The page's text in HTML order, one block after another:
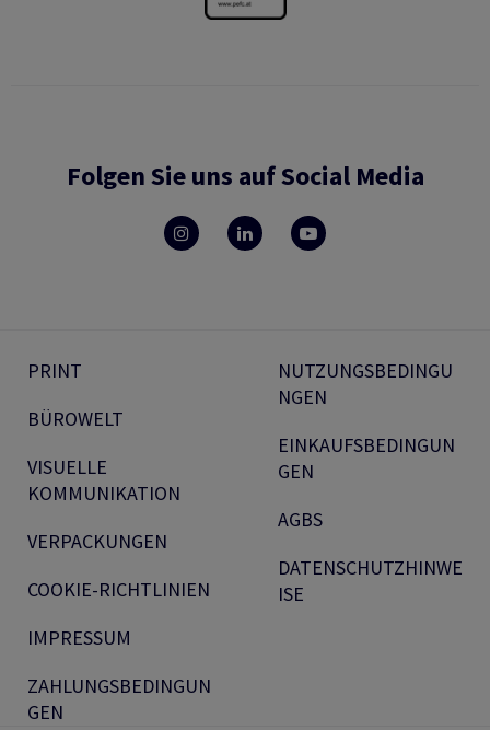
Folgen Sie uns auf Social Media
PRINT
BÜROWELT
VISUELLE
KOMMUNIKATION
VERPACKUNGEN
COOKIE-RICHTLINIEN
IMPRESSUM
ZAHLUNGSBEDINGUN
GEN
NUTZUNGSBEDINGU
NGEN
EINKAUFSBEDINGUN
GEN
AGBS
DATENSCHUTZHINWE
ISE